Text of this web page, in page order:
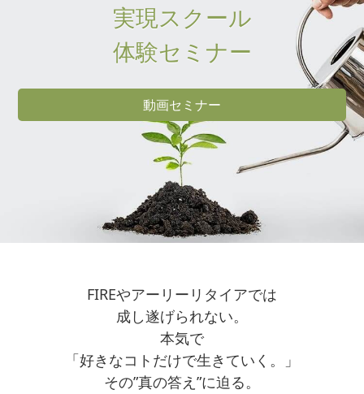
実現スクール
体験セミナー
動画セミナー
FIREやアーリーリタイアでは
成し遂げられない。
本気で
「好きなコトだけで生きていく。」
その”真の答え”に迫る。